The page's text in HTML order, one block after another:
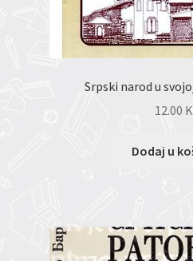
Srpski narod u
12.00
Dodaj u